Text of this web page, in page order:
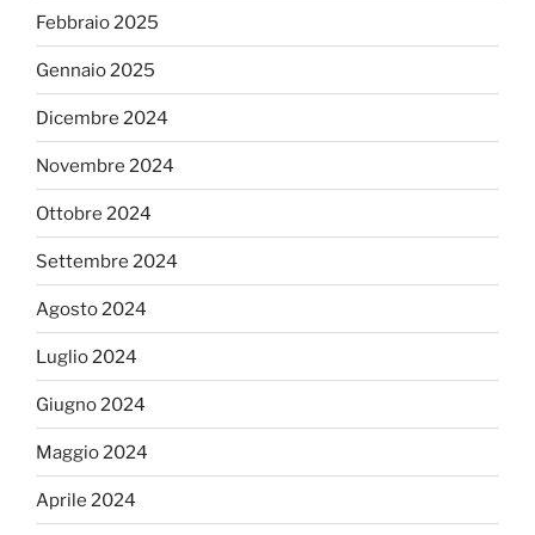
Febbraio 2025
Gennaio 2025
Dicembre 2024
Novembre 2024
Ottobre 2024
Settembre 2024
Agosto 2024
Luglio 2024
Giugno 2024
Maggio 2024
Aprile 2024